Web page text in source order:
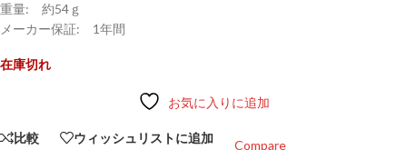
重量: 約54ｇ
メーカー保証: 1年間
在庫切れ
お気に入りに追加
比較 ウィッシュリストに追加
Compare